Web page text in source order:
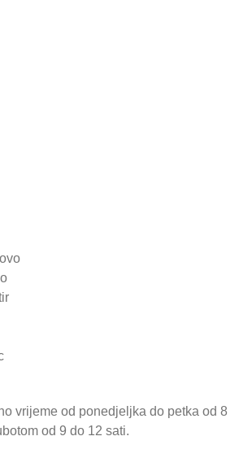
vrijeme od ponedjeljka do petka od 8
od 9 do 12 sati.